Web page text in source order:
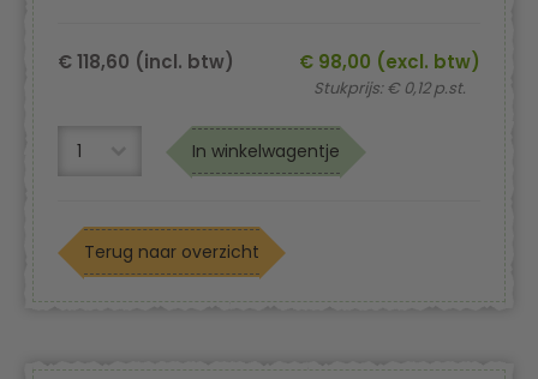
€ 98,00 (excl. btw)
Stukprijs: € 0,12 p.st.
€ 118,60 (incl. btw)
In winkelwagentje
Terug naar overzicht